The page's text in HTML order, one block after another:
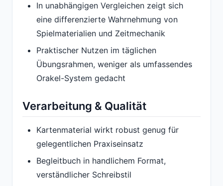
In unabhängigen Vergleichen zeigt sich
eine differenzierte Wahrnehmung von
Spielmaterialien und Zeitmechanik
Praktischer Nutzen im täglichen
Übungsrahmen, weniger als umfassendes
Orakel-System gedacht
Verarbeitung & Qualität
Kartenmaterial wirkt robust genug für
gelegentlichen Praxiseinsatz
Begleitbuch in handlichem Format,
verständlicher Schreibstil